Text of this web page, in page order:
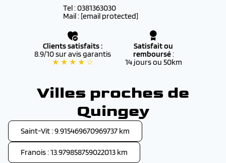
Tel : 0381363030
Mail : [email protected]
Clients satisfaits :
8.9/10 sur avis garantis
★ ★ ★ ★ ☆
Satisfait ou
remboursé:
14 jours ou 50km
Villes proches de
Quingey
Saint-Vit : 9.915469670969737 km
Franois : 13.979858759022013 km